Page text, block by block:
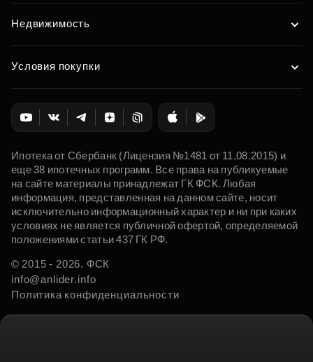
Недвижимость
Условия покупки
Ипотека от Сбербанк (Лицензия №1481 от 11.08.2015) и
еще 38 ипотечных программ. Все права на публикуемые
на сайте материалы принадлежат ГК ФСК. Любая
информация, представленная на данном сайте, носит
исключительно информационный характер и ни при каких
условиях не является публичной офертой, определяемой
положениями статьи 437 ГК РФ.
© 2015 - 2026. ФСК
info@anlider.info
Политика конфиденциальности